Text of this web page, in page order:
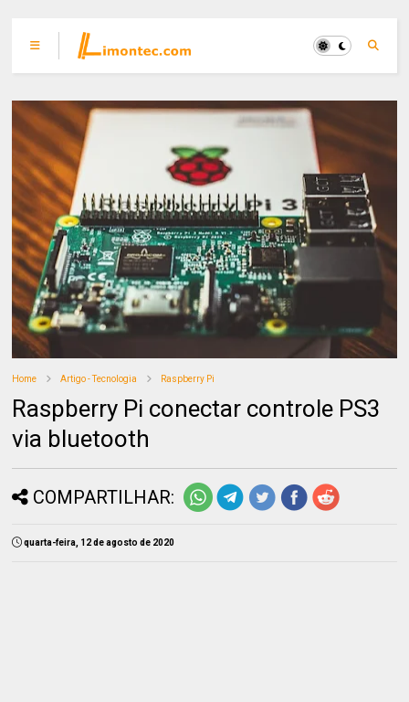
Home Artigo - Tecnologia Raspberry Pi
Raspberry Pi conectar controle PS3
via bluetooth
COMPARTILHAR:
quarta-feira, 12 de agosto de 2020